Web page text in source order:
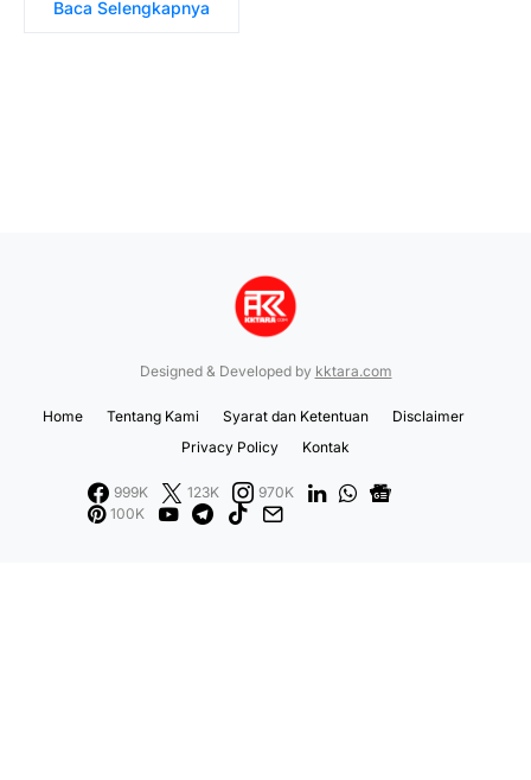
Baca Selengkapnya
Designed & Developed by kktara.com
Home Tentang Kami Syarat dan Ketentuan
Disclaimer
Privacy Policy
Kontak
999K 123K
970K
100K